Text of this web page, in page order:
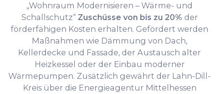
„Wohnraum Modernisieren – Wärme- und
Schallschutz“ Zuschüsse von bis zu 20% der
förderfähigen Kosten erhalten. Gefördert werden
Maßnahmen wie Dämmung von Dach,
Kellerdecke und Fassade, der Austausch alter
Heizkessel oder der Einbau moderner
Wärmepumpen. Zusätzlich gewährt der Lahn-Dill-
Kreis über die Energieagentur Mittelhessen